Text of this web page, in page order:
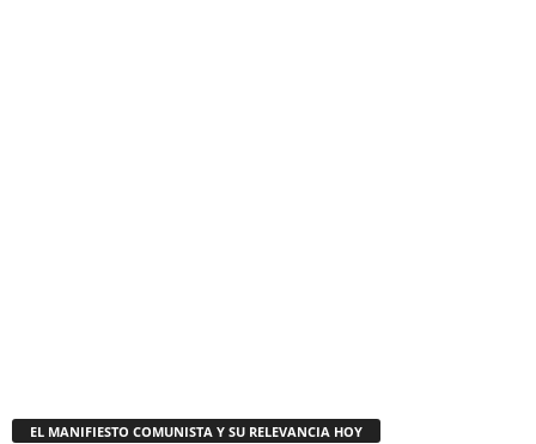
EL MANIFIESTO COMUNISTA Y SU RELEVANCIA HOY